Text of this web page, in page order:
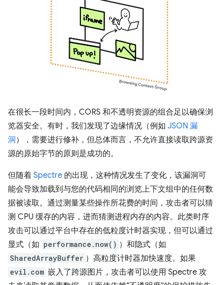
在很长一段时间内，CORS 和不透明资源的组合足以确保浏
览器安全。有时，我们发现了边缘情况（例如 JSON 漏
洞），需要进行修补，但总体而言，不允许直接读取跨源资
源的原始字节的原则是成功的。
但随着 Spectre 的出现，这种情况发生了变化，该漏洞可
能会导致加载到与您的代码相同的浏览上下文组中的任何数
据被读取。通过测量某些操作所花费的时间，攻击者可以猜
测 CPU 缓存的内容，进而猜测进程内存的内容。此类时序
攻击可以通过平台中存在的低粒度计时器实现，但可以通过
显式（如 performance.now() ）和隐式（如
SharedArrayBuffer ）高粒度计时器加快速度。如果
evil.com 嵌入了跨源图片，攻击者可以使用 Spectre 攻